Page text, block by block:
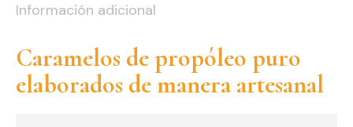
Información adicional
Caramelos de propóleo puro
elaborados de manera artesanal